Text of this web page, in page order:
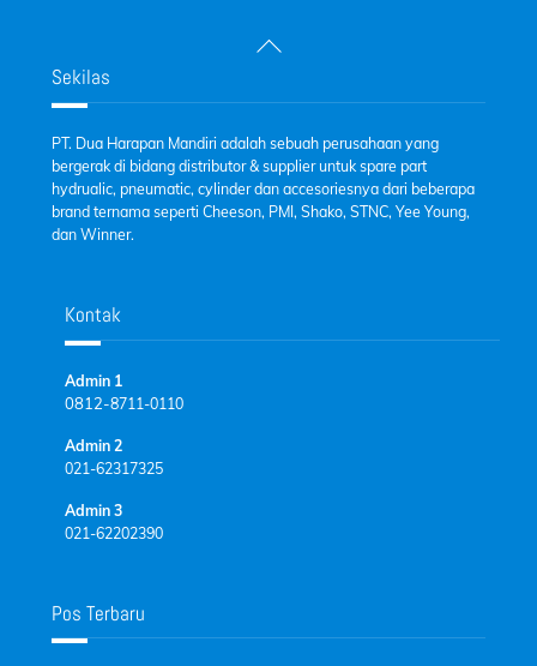
Back
To
Sekilas
PT. Dua Harapan Mandiri adalah sebuah perusahaan yang
bergerak di bidang distributor & supplier untuk spare part
hydrualic, pneumatic, cylinder dan accesoriesnya dari beberapa
brand ternama seperti Cheeson, PMI, Shako, STNC, Yee Young,
dan Winner.
Kontak
Admin 1
0812-8711-0110
Admin 2
021-62317325
Admin 3
021-62202390
Pos Terbaru